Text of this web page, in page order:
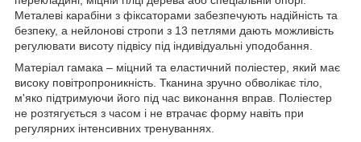
Металеві карабіни з фіксаторами забезпечують надійність та
безпеку, а нейлонові стропи з 13 петлями дають можливість
регулювати висоту підвісу під індивідуальні уподобання.
Матеріал гамака – міцний та еластичний поліестер, який має
високу повітропроникність. Тканина зручно обволікає тіло,
м'яко підтримуючи його під час виконання вправ. Поліестер
не розтягується з часом і не втрачає форму навіть при
регулярних інтенсивних тренуваннях.